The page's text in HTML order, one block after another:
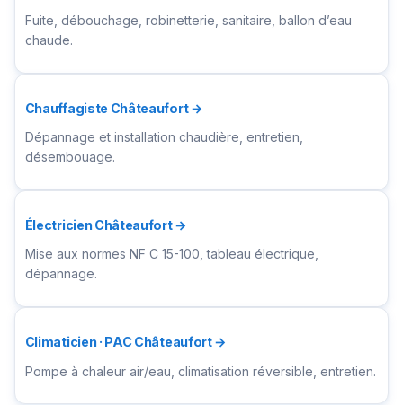
Fuite, débouchage, robinetterie, sanitaire, ballon d’eau
chaude.
Chauffagiste Châteaufort →
Dépannage et installation chaudière, entretien,
désembouage.
Électricien Châteaufort →
Mise aux normes NF C 15-100, tableau électrique,
dépannage.
Climaticien · PAC Châteaufort →
Pompe à chaleur air/eau, climatisation réversible, entretien.